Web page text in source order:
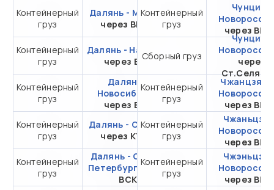
Контейнерный
груз
Далянь - Москва
через ВМКТ
от 365 249,41 ₽ за
20DC
Контейнерный
груз
Далянь - Находка
через ВСК
от 144 324,41 ₽ за
Контейнерный
груз
Далянь -
Новосибирск
через ВСК
от 290 687,41 ₽ за
20DC
Контейнерный
груз
Далянь - Самара
через КТСП
от 631 186,27 ₽ за
20DC
Контейнерный
груз
Далянь - Санкт-
Петербург через
ВСК
от 296 114,41 ₽ за
20DC
Контейнерный
груз
Чунцин -
через
Сборный груз
Чунцин -
через
Контейнерный
груз
через
Контейнерный
груз
через
Контейнерный
груз
через